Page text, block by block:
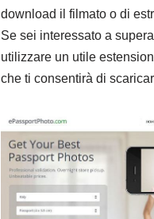
download il filmato o di
Se sei interessato a
utilizzare un utile
che ti consentirà di